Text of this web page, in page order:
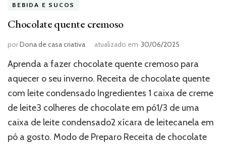
BEBIDA E SUCOS
Chocolate quente cremoso
porDona de casa criativa atualizado em 30/06/2025
Aprenda a fazer chocolate quente cremoso para
aquecer o seu inverno. Receita de chocolate quente
com leite condensado Ingredientes 1 caixa de creme
de leite3 colheres de chocolate em pó1/3 de uma
caixa de leite condensado2 xícara de leitecanela em
pó a gosto. Modo de Preparo Receita de chocolate